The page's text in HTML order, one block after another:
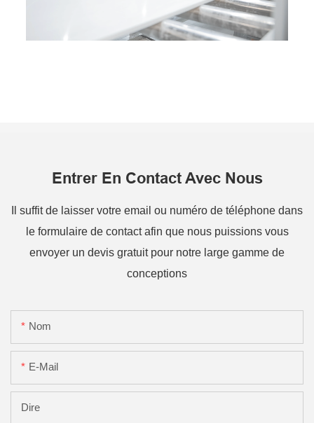
Entrer En Contact Avec Nous
Il suffit de laisser votre email ou numéro de téléphone dans
le formulaire de contact afin que nous puissions vous
envoyer un devis gratuit pour notre large gamme de
conceptions
Nom
E-Mail
Dire